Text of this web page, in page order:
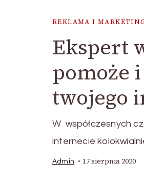
REKLAMA I
Ekspert
pomoże
twojego
W współczesnych
internecie
Admin 17 sierpnia 2020